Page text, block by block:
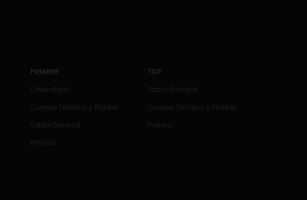
PREMIER
Calendario
Cuerpo Técnico y Plantel
Tabla General
Prensa
TDP
Tabla General
Cuerpo Técnico y Plantel
Prensa